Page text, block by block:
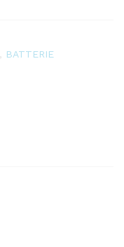
BATTERIE